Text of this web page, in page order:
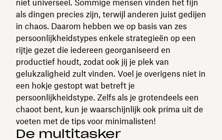
niet universeel. Sommige mensen vinden het fijn
als dingen precies zijn, terwijl anderen juist gedijen
in chaos. Daarom hebben we op basis van zes
persoonlijkheidstypes enkele strategieën op een
rijtje gezet die iedereen georganiseerd en
productief houdt, zodat ook jij je plek van
gelukzaligheid zult vinden. Voel je overigens niet in
een hokje gestopt wat betreft je
persoonlijkheidstype. Zelfs als je grotendeels een
chaoot bent, kun je waarschijnlijk ook prima uit de
voeten met de tips voor minimalisten!
De multitasker